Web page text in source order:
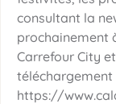
consultant la
prochainement
Carrefour City
téléchargement
https://